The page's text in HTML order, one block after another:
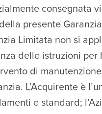
consegnata
presente
Limitata non si
delle istruzioni per
di
L’Acquirente è
e standard;